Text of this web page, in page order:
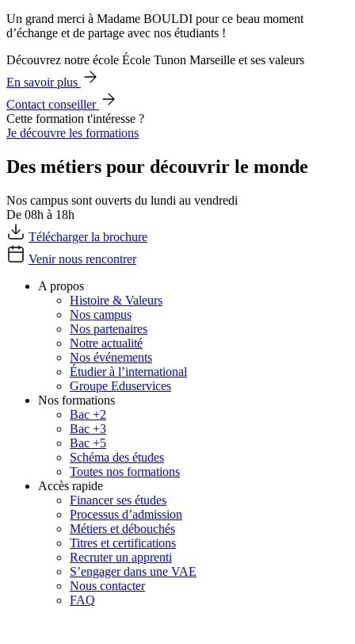
Un grand merci à Madame BOULDI pour ce beau moment
d’échange et de partage avec nos étudiants !
Découvrez notre école École Tunon Marseille et ses valeurs
En savoir plus
Contact conseiller
Cette formation t'intéresse ?
Je découvre les formations
Des métiers pour découvrir le monde
Nos campus sont ouverts du lundi au vendredi
De 08h à 18h
Télécharger la brochure
Venir nous rencontrer
A propos
Histoire & Valeurs
Nos campus
Nos partenaires
Notre actualité
Nos événements
Étudier à l’international
Groupe Eduservices
Nos formations
Bac +2
Bac +3
Bac +5
Schéma des études
Toutes nos formations
Accès rapide
Financer ses études
Processus d’admission
Métiers et débouchés
Titres et certifications
Recruter un apprenti
S’engager dans une VAE
Nous contacter
FAQ